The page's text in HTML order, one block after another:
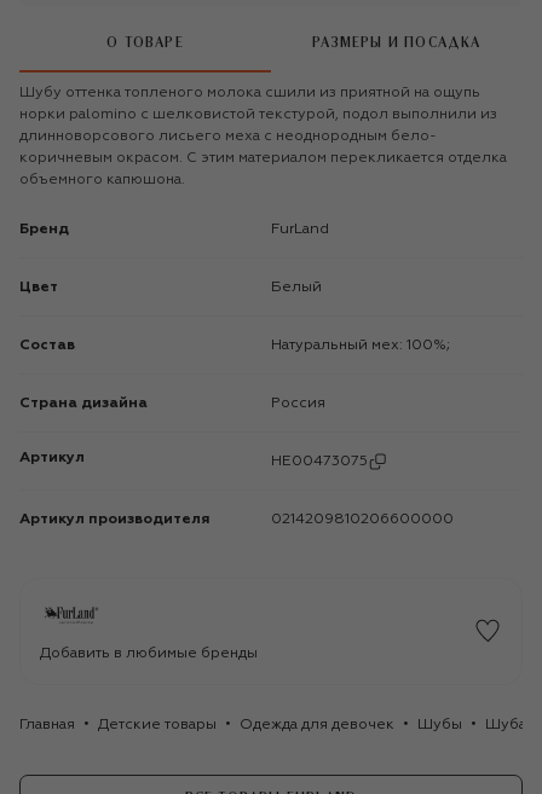
О ТОВАРЕ РАЗМЕРЫ И ПОСАДКА
Шубу оттенка топленого молока сшили из приятной на ощупь
норки palomino с шелковистой текстурой, подол выполнили из
длинноворсового лисьего меха с неоднородным бело-
коричневым окрасом. С этим материалом перекликается отделка
объемного капюшона.
Бренд FurLand
Цвет Белый
Состав Натуральный мех: 100%;
Страна дизайна Россия
Артикул HE00473075
Артикул производителя 0214209810206600000
Добавить в любимые бренды
Главная Детские товары Одежда для девочек Шубы Шуба